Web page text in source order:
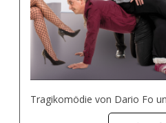
Tragikomödie von Dario Fo